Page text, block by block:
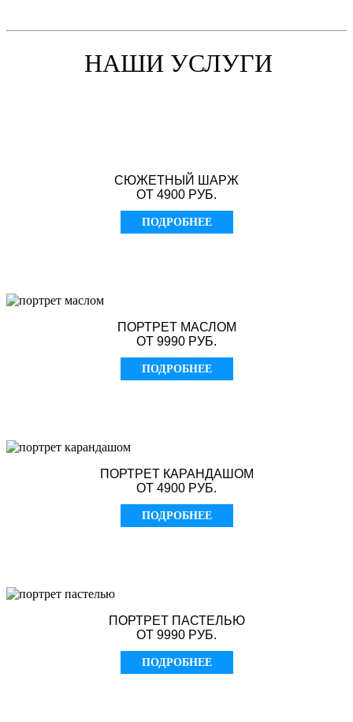
НАШИ УСЛУГИ
СЮЖЕТНЫЙ ШАРЖ
ОТ 4900 РУБ.
ПОДРОБНЕЕ
ПОРТРЕТ МАСЛОМ
ОТ 9990 РУБ.
ПОДРОБНЕЕ
ПОРТРЕТ КАРАНДАШОМ
ОТ 4900 РУБ.
ПОДРОБНЕЕ
ПОРТРЕТ ПАСТЕЛЬЮ
ОТ 9990 РУБ.
ПОДРОБНЕЕ